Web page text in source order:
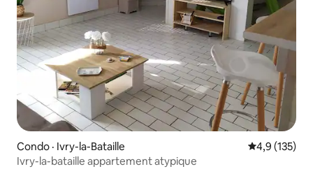
Condo · Ivry-la-Bataille Note
4,9 (135)
Ivry-la-bataille appartement atypique